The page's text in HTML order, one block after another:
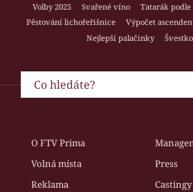
Volby 2025
Svařené víno Tatarák
Pěstování lichořeřišnice
Výpočet
Nejlepší palačinky
O FTV Prima
Volná místa
Press
Reklama